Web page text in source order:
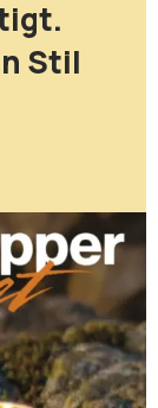
Stil